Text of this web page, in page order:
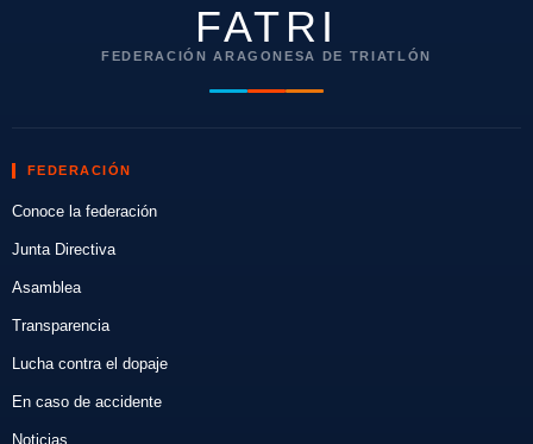
FATRI
FEDERACIÓN ARAGONESA DE TRIATLÓN
FEDERACIÓN
Conoce la federación
Junta Directiva
Asamblea
Transparencia
Lucha contra el dopaje
En caso de accidente
Noticias